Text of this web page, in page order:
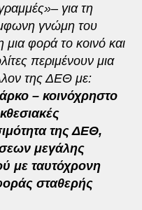
για τη
γνώμη του
φορά το κοινό και
περιμένουν μια
της ΔΕΘ με:
– κοινόχρηστο
της ΔΕΘ,
μεγάλης
με ταυτόχρονη
σταθερής